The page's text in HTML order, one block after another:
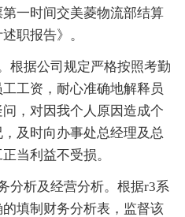
一时间交美菱物流部结算
职报告》。
据公司规定严格按照考勤
工资，耐心准确地解释员
，对因我个人原因造成个
及时向办事处总经理及总
当利益不受损。
析及经营分析。根据r3系
填制财务分析表，监督该